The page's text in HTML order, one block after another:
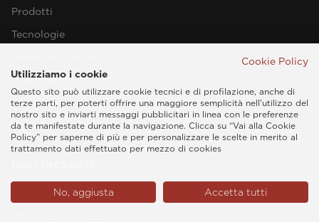
Prodotti
Tecnologie
AI e‑SPADES
Formazione
Novità nella RM
Overview
Cookie Policy
Utilizziamo i cookie
Questo sito può utilizzare cookie tecnici e di profilazione, anche di
terze parti, per poterti offrire una maggiore semplicità nell'utilizzo del
nostro sito e inviarti messaggi pubblicitari in linea con le preferenze
da te manifestate durante la navigazione. Clicca su “Vai alla Cookie
Policy” per saperne di più e per personalizzare le scelte in merito al
trattamento dati effettuato per mezzo di cookies
No, aggiusta Accetta tutti